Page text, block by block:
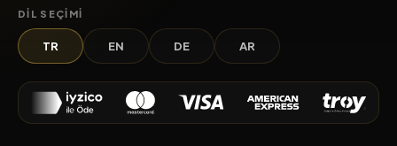
DIL SEÇIMI
TR EN DE AR